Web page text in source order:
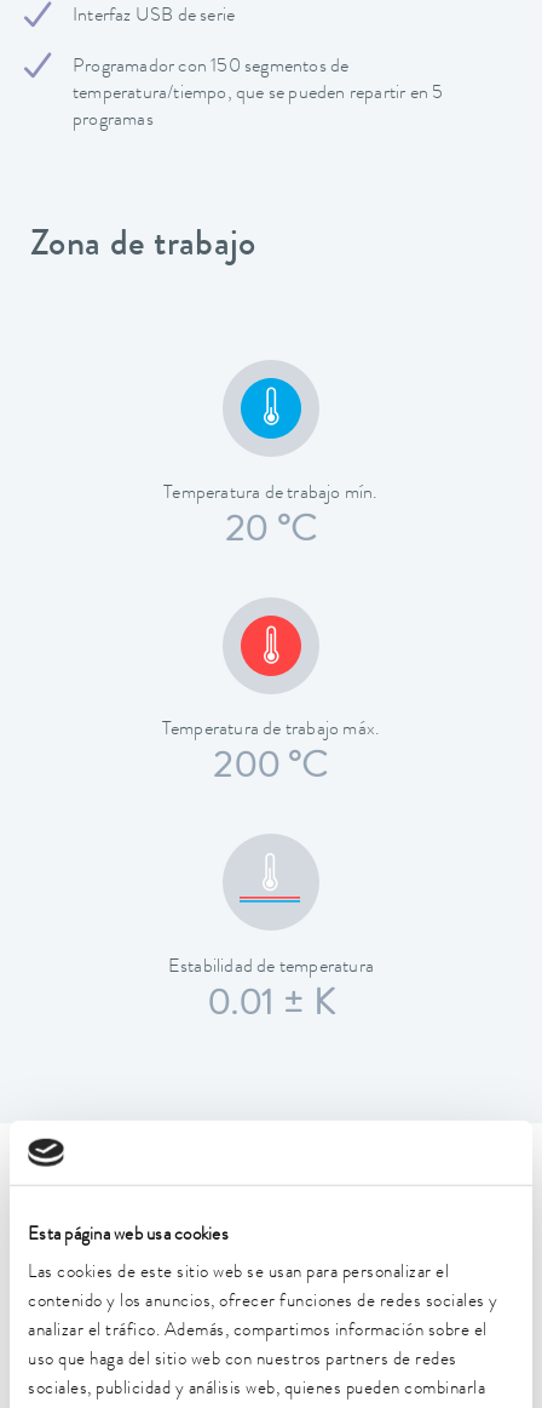
Esta página web usa cookies
Las cookies de este sitio web se usan para personalizar el
contenido y los anuncios, ofrecer funciones de redes sociales y
analizar el tráfico. Además, compartimos información sobre el
uso que haga del sitio web con nuestros partners de redes
sociales, publicidad y análisis web, quienes pueden combinarla
Interfaz USB de serie
Programador con 150 segmentos de
temperatura/tiempo, que se pueden repartir en 5
programas
Zona de trabajo
Temperatura de trabajo mín.
20 °C
Temperatura de trabajo máx.
200 °C
Estabilidad de temperatura
0.01 ± K
Características técnicas (según
DIN 12876)
Rango de temperatura de trabajo
20 ... 200 °C
Temperatura ambiente